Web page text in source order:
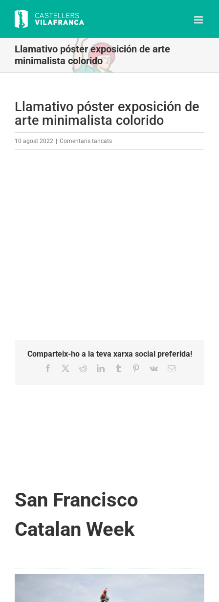
content
Llamativo póster exposición de arte
minimalista colorido
Llamativo póster exposición de
arte minimalista colorido
10 agost 2022 Comentaris tancatsa
Comparteix-ho a la teva xarxa social preferida!
Facebook RedditLinkedInTumblr Pinterest
Vk Email:
San Francisco
Catalan Week